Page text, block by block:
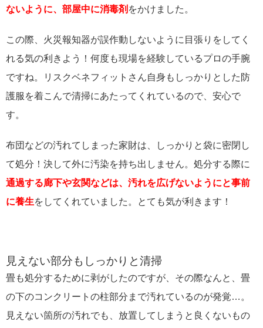
ないように、部屋中に消毒剤 をかけました。
この際、火災報知器が誤作動しないように目張りをしてく
れる気の利きよう！何度も現場を経験しているプロの手腕
ですね。リスクベネフィットさん自身もしっかりとした防
護服を着こんで清掃にあたってくれているので、安心で
す。
布団などの汚れてしまった家財は、しっかりと袋に密閉し
て処分！決して外に汚染を持ち出しません。処分する際に
通過する廊下や玄関などは、汚れを広げないようにと事前
に養生をしてくれていました。とても気が利きます！
見えない部分もしっかりと清掃
畳も処分するために剥がしたのですが、その際なんと、畳
の下のコンクリートの柱部分まで汚れているのが発覚…。
見えない箇所の汚れでも、放置してしまうと良くないもの